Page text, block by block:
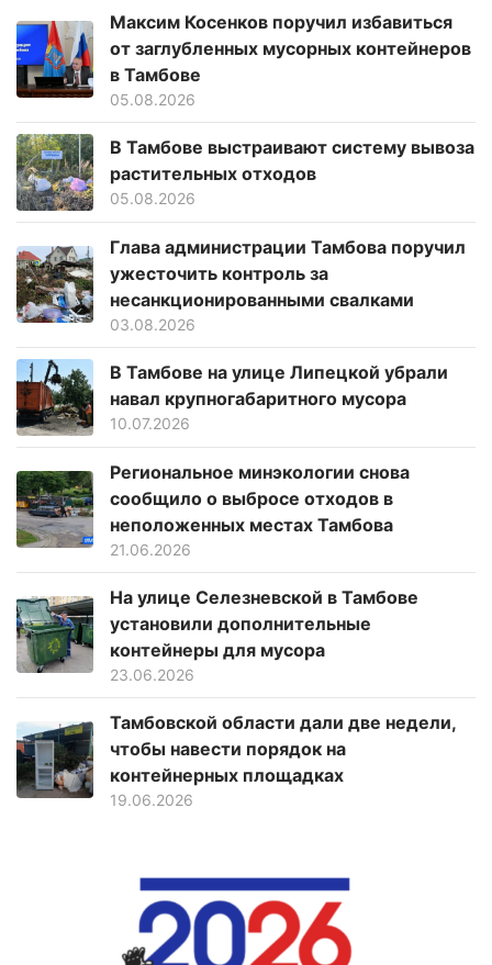
Максим Косенков поручил избавиться
от заглубленных мусорных контейнеров
в Тамбове
05.08.2026
В Тамбове выстраивают систему вывоза
растительных отходов
05.08.2026
Глава администрации Тамбова поручил
ужесточить контроль за
несанкционированными свалками
03.08.2026
В Тамбове на улице Липецкой убрали
навал крупногабаритного мусора
10.07.2026
Региональное минэкологии снова
сообщило о выбросе отходов в
неположенных местах Тамбова
21.06.2026
На улице Селезневской в Тамбове
установили дополнительные
контейнеры для мусора
23.06.2026
Тамбовской области дали две недели,
чтобы навести порядок на
контейнерных площадках
19.06.2026